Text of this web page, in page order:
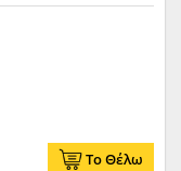
Το Θέλω